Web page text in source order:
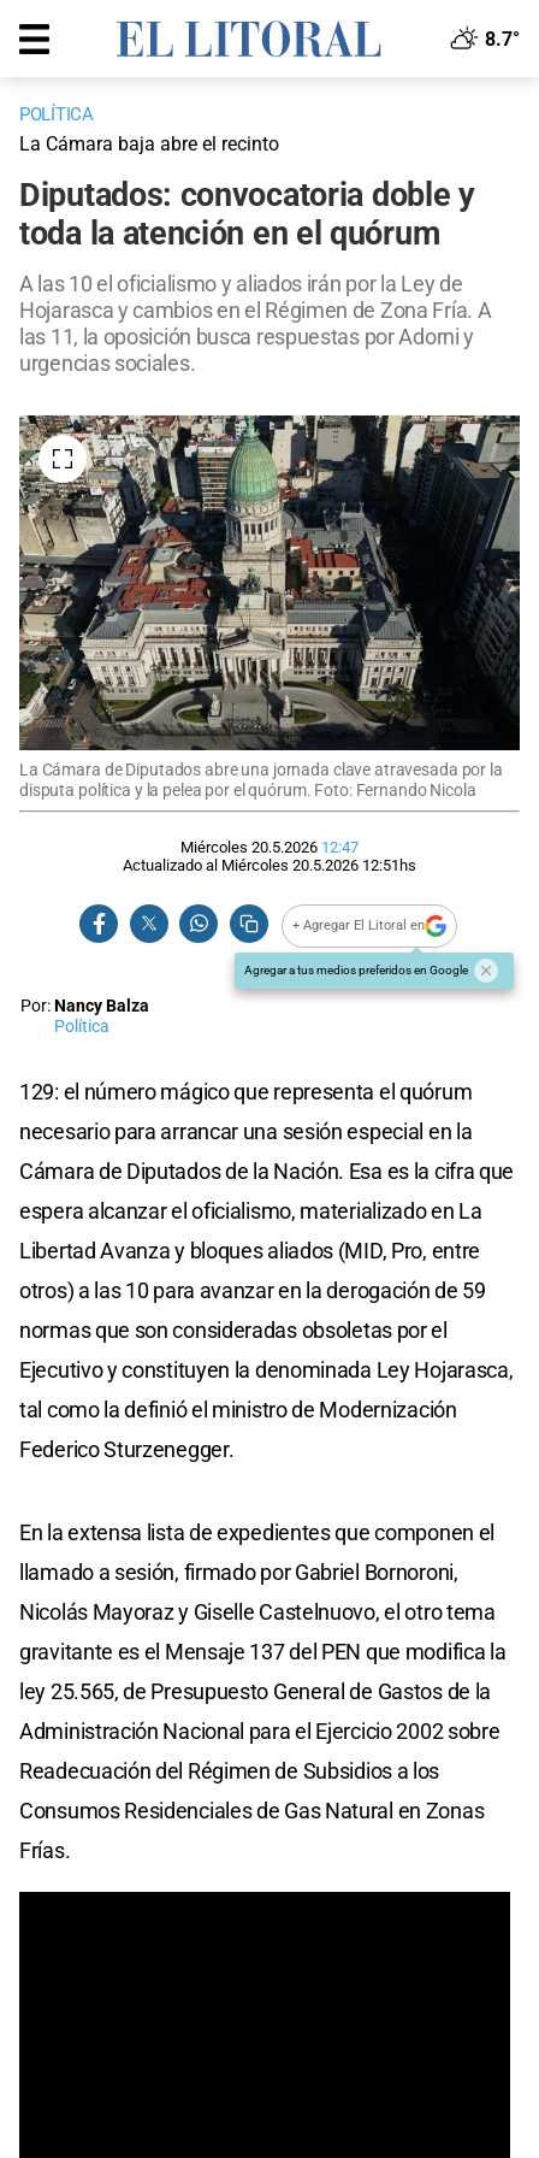
8.7°
POLÍTICA
La Cámara baja abre el recinto
Diputados: convocatoria doble y
toda la atención en el quórum
A las 10 el oficialismo y aliados irán por la Ley de
Hojarasca y cambios en el Régimen de Zona Fría. A
las 11, la oposición busca respuestas por Adorni y
urgencias sociales.
La Cámara de Diputados abre una jornada clave atravesada por la
disputa política y la pelea por el quórum. Foto: Fernando Nicola
Miércoles 20.5.2026 12:47
Actualizado al Miércoles 20.5.2026 12:51hs
+ Agregar El Litoral en
Agregar a tus medios preferidos en Google
Por:Nancy Balza
Política
129: el número mágico que representa el quórum
necesario para arrancar una sesión especial en la
Cámara de Diputados de la Nación. Esa es la cifra que
espera alcanzar el oficialismo, materializado en La
Libertad Avanza y bloques aliados (MID, Pro, entre
otros) a las 10 para avanzar en la derogación de 59
normas que son consideradas obsoletas por el
Ejecutivo y constituyen la denominada Ley Hojarasca,
tal como la definió el ministro de Modernización
Federico Sturzenegger.
En la extensa lista de expedientes que componen el
llamado a sesión, firmado por Gabriel Bornoroni,
Nicolás Mayoraz y Giselle Castelnuovo, el otro tema
gravitante es el Mensaje 137 del PEN que modifica la
ley 25.565, de Presupuesto General de Gastos de la
Administración Nacional para el Ejercicio 2002 sobre
Readecuación del Régimen de Subsidios a los
Consumos Residenciales de Gas Natural en Zonas
Frías.